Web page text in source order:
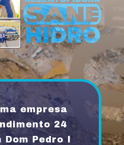
empresa
24
Dom Pedro I